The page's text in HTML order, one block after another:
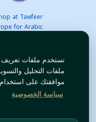
نستخدم ملفات تعريف
ملفات التحليل
موافقتك على
سياسة الخصوصية
at Tawfeer
for Arabic